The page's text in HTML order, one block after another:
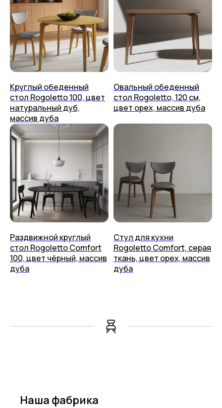
Круглый обеденный
стол Rogoletto 100, цвет
натуральный дуб,
массив дуба
Овальный обеденный
стол Rogoletto, 120 см,
цвет орех, массив дуба
Раздвижной круглый
стол Rogoletto Comfort
100, цвет чёрный, массив
дуба
Стул для кухни
Rogoletto Comfort, серая
ткань, цвет орех, массив
дуба
Наша фабрика
ООО «ПЛЕЙС ИТ» 2023-2026 г.
КАЗАНЬ,
УЛ. БРАТЬЕВ ПЕТРЯЕВЫХ, 5, корп. 4
Политика конфиденциальности